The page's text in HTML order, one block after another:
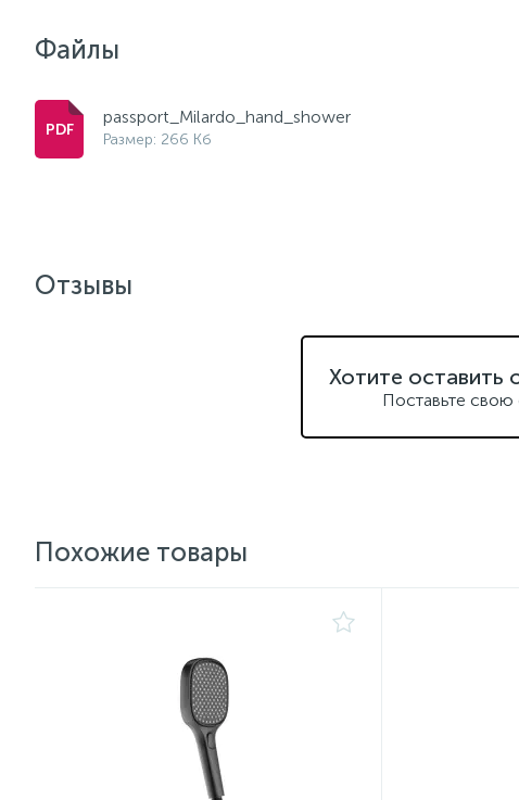
Файлы
passport_Milardo_hand_shower
Размер: 266 Кб
Отзывы
Хотите оставить
Поставьте свою
Похожие товары